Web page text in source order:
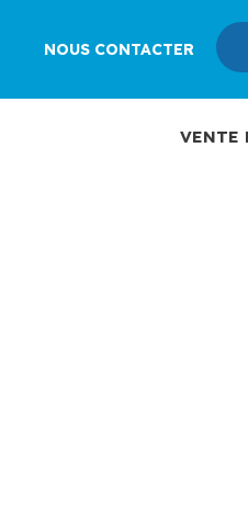
NOUS CONTACTER
VENTE